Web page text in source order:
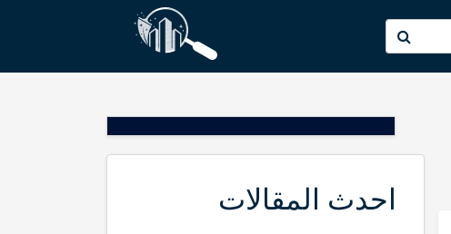
عن:
احدث المقالات